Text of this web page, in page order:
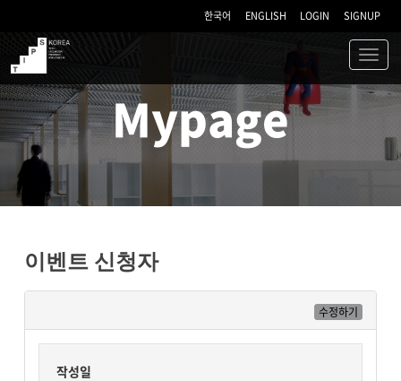
한국어 ENGLISH LOGIN SIGNUP
TIPS
Mypage
이벤트 신청자
수정하기
작성일